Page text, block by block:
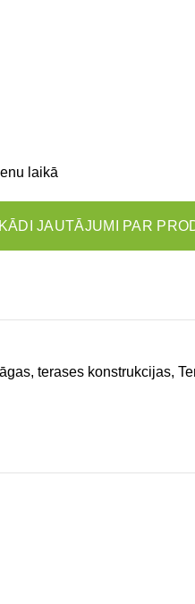
laikā
JAUTĀJUMI PAR
terases konstrukcijas,